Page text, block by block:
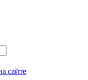
сайте